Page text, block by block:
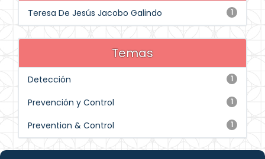
1
Teresa De Jesús Jacobo Galindo
Temas
1
Detección
1
Prevención y Control
1
Prevention & Control